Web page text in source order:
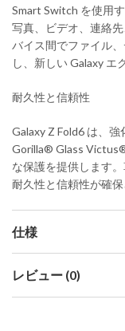
Smart Switch を使用
写真、ビデオ、連絡
バイス間でファイル
し、新しい Galaxy エ
耐久性と信頼性
Galaxy Z Fold6 は、
Gorilla® Glass
な保護を提供します
耐久性と信頼性が確
仕様
レビュー (0)